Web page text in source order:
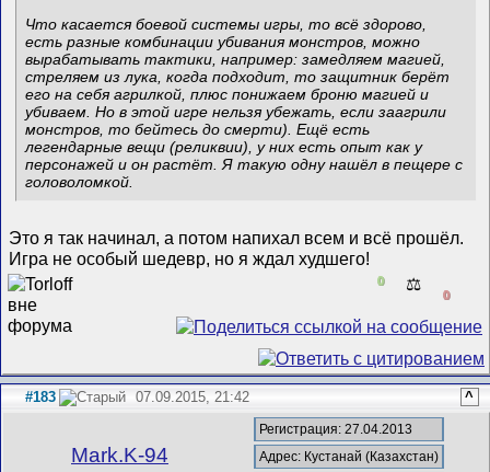
Что касается боевой системы игры, то всё здорово,
есть разные комбинации убивания монстров, можно
вырабатывать тактики, например: замедляем магией,
стреляем из лука, когда подходит, то защитник берёт
его на себя агрилкой, плюс понижаем броню магией и
убиваем. Но в этой игре нельзя убежать, если заагрили
монстров, то бейтесь до смерти). Ещё есть
легендарные вещи (реликвии), у них есть опыт как у
персонажей и он растёт. Я такую одну нашёл в пещере с
головоломкой.
Это я так начинал, а потом напихал всем и всё прошёл.
Игра не особый шедевр, но я ждал худшего!
0 ⚖️
0
#183 07.09.2015, 21:42 ^
Mark.K-94
Регистрация: 27.04.2013
Адрес: Кустанай (Казахстан)